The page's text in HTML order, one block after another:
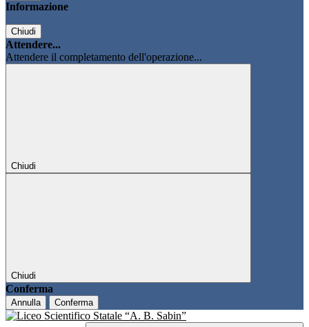
Informazione
Chiudi
Attendere...
Attendere il completamento dell'operazione...
Chiudi
Chiudi
Conferma
Annulla Conferma